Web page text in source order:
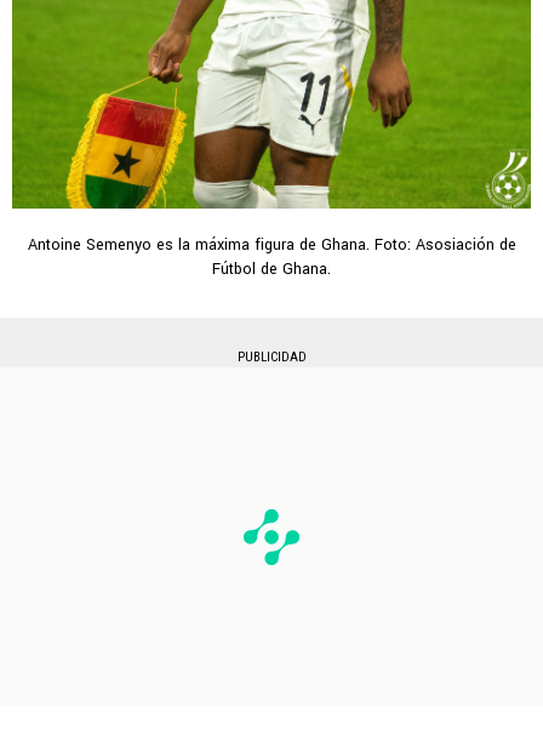
Antoine Semenyo es la máxima figura de Ghana. Foto: Asosiación de
Fútbol de Ghana.
PUBLICIDAD